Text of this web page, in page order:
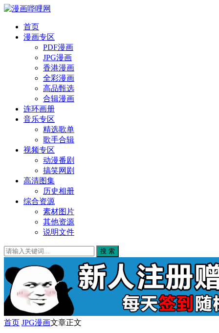
首页
漫画专区
PDF漫画
JPG漫画
香港漫画
全彩漫画
高品甄选
合辑漫画
连环画册
音乐专区
精选歌单
歌手合辑
视频专区
动漫番剧
搞笑网剧
高清图集
历史相册
综合资源
素材图片
其他资源
说明文件
搜 索
首页 JPG漫画文章正文